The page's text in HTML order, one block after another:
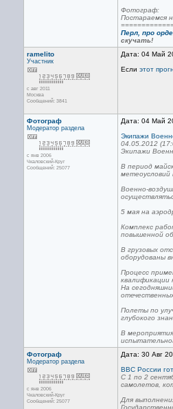
Фотограф:
Постараемся
Перл, про
скучать!
ramelito
Участник
с авг 2011
Москва
Сообщений: 3841
Дата: 04 Май
Если этот
Фотограф
Модератор раздела
с янв 2006
Чкаловский-Круг
Сообщений: 25077
Дата: 04 Май
Экипажи
04.05.2012
Экипажи
В период
метеоусловий
Военно-
5 мая на
Комплекс
повышенной
В грузовых
оборудованы
Процесс
квалификации
На
Полеты по
глубокого
В
Фотограф
Модератор раздела
с янв 2006
Чкаловский-Круг
Сообщений: 25077
Дата: 30 Авг
ВВС России
С 1 по 2
самолетов,
Для